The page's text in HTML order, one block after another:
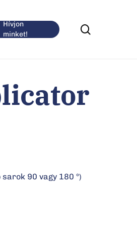
Hívjon
minket!
90 vagy 180 °)